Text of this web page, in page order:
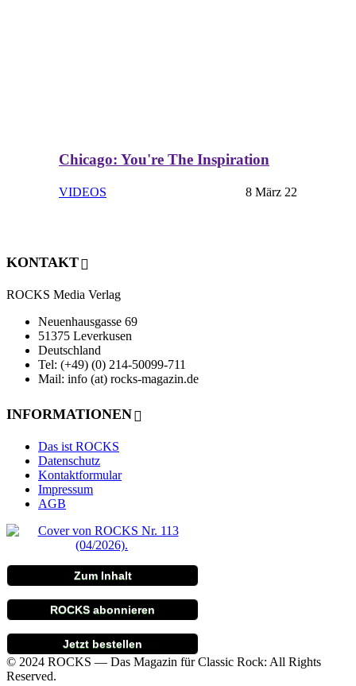
Chicago: You're The Inspiration
VIDEOS 8 März 22
KONTAKT
ROCKS Media Verlag
Neuenhausgasse 69
51375 Leverkusen
Deutschland
Tel: (+49) (0) 214-50099-711
Mail: info (at) rocks-magazin.de
INFORMATIONEN
Das ist ROCKS
Datenschutz
Kontaktformular
Impressum
AGB
Zum Inhalt
ROCKS abonnieren
Jetzt bestellen
© 2024 ROCKS — Das Magazin für Classic Rock: All Rights
Reserved.